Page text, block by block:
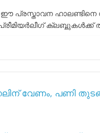
പ്രസ്താവന ഹാലണ്ടിനെ
ക്ലബ്ബുകൾക്ക്
വേണം, പണി